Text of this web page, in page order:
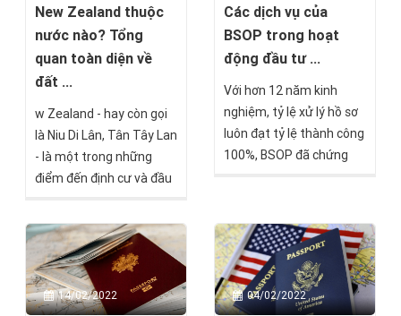
chưa biết bắt đầu từ
đâu?
thống pháp luật minh
bạch và chính sách định
cư rõ ràng. Tuy nhiên,
rõ về các quy định pháp
lý đối với người nước
ngoài mua nhà định cư
New Zealand.
New Zealand thuộc
nước nào? Tổng
quan toàn diện về
đất ...
w Zealand - hay còn gọi
là Niu Di Lân, Tân Tây Lan
- là một trong những
điểm đến định cư và đầu
cho người Việt Nam hiện
nay. Tuy nhiên, nhiều
người vẫn còn thắc mắc:
New Zealand thuộc châu
nào? New Zealand thuộc
Các dịch vụ của
BSOP trong hoạt
động đầu tư ...
Với hơn 12 năm kinh
nghiệm, tỷ lệ xử lý hồ sơ
luôn đạt tỷ lệ thành công
100%, BSOP đã chứng
Việt Nam.
14/02/2022 04/02/2022